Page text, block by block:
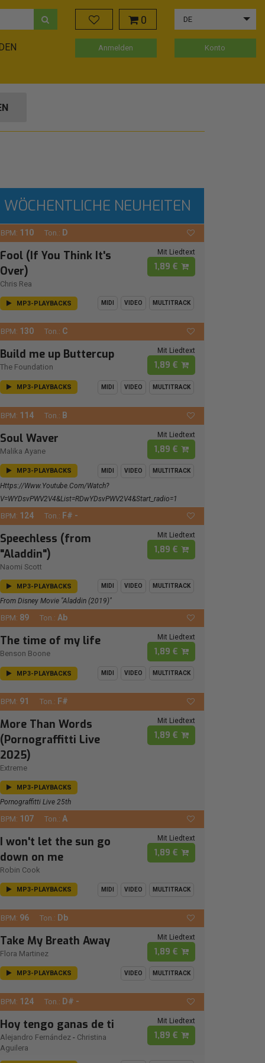
0 DE
Anmelden Konto
WÖCHENTLICHE NEUHEITEN
BPM: 110 Ton.: D
Fool (If You Think It's
Over)
Chris Rea
Mit Liedtext
1,89 €
MP3-PLAYBACKS MIDI VIDEO MULTITRACK
BPM: 130 Ton.: C
Build me up Buttercup
The Foundation
Mit Liedtext
1,89 €
MP3-PLAYBACKS MIDI VIDEO MULTITRACK
BPM: 114 Ton.: B
Soul Waver
Malika Ayane
Mit Liedtext
1,89 €
MP3-PLAYBACKS MIDI VIDEO MULTITRACK
Https://www.youtube.com/watch?
V=wYDsvPWV2V4&list=RDwYDsvPWV2V4&start_radio=1
BPM: 124 Ton.: F# -
Speechless (from
"Aladdin")
Naomi Scott
Mit Liedtext
1,89 €
MP3-PLAYBACKS MIDI VIDEO MULTITRACK
From Disney Movie "Aladdin (2019)"
BPM: 89 Ton.: Ab
The time of my life
Benson Boone
Mit Liedtext
1,89 €
MP3-PLAYBACKS MIDI VIDEO MULTITRACK
BPM: 91 Ton.: F#
More Than Words
(Pornograffitti Live
2025)
Extreme
Mit Liedtext
1,89 €
MP3-PLAYBACKS
Pornograffitti Live 25th
BPM: 107 Ton.: A
I won't let the sun go
down on me
Robin Cook
Mit Liedtext
1,89 €
MP3-PLAYBACKS MIDI VIDEO MULTITRACK
BPM: 96 Ton.: Db
Take My Breath Away
Flora Martinez
Mit Liedtext
1,89 €
MP3-PLAYBACKS VIDEO MULTITRACK
BPM: 124 Ton.: D# -
Hoy tengo ganas de ti
Alejandro Fernández - Christina
Aguilera
Mit Liedtext
1,89 €